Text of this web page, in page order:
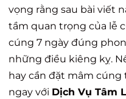
vọng rằng sau bài viết
tầm quan trọng của lễ
cúng 7 ngày đúng
những điều kiêng kỵ.
hay cần đặt mâm cúng
ngay với Dịch Vụ Tâm